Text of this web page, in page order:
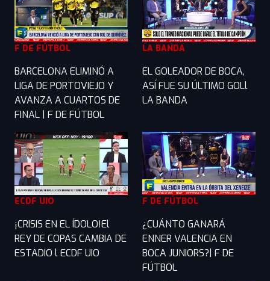
F DE FÚTBOL
BARCELONA ELIMINÓ A
LIGA DE PORTOVIEJO Y
AVANZA A CUARTOS DE
FINAL | F DE FÚTBOL
LA BANDA
EL GOLEADOR DE BOCA,
ASÍ FUE SU ÚLTIMO GOLl
LA BANDA
ECDF UIO
¡CRISIS EN EL ÍDOLO!El
REY DE COPAS CAMBIA DE
ESTADIO l ECDF UIO
F DE FÚTBOL
¿CUÁNTO GANARÁ
ENNER VALENCIA EN
BOCA JUNIORS?| F DE
FÚTBOL